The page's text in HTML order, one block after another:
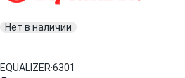
Нет в наличии
EQUALIZER·6301